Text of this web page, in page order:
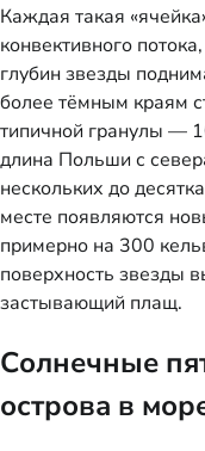
Каждая такая
конвективного
глубин звезды
более тёмным краям
типичной гранулы —
длина Польши с
нескольких до
месте появляются
примерно на 300
поверхность звезды
застывающий плащ.
Солнечные
острова в